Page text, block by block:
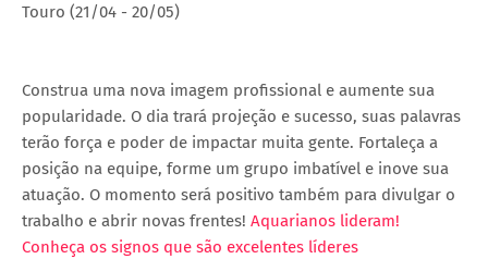
Touro (21/04 - 20/05)
Construa uma nova imagem profissional e aumente sua
popularidade. O dia trará projeção e sucesso, suas palavras
terão força e poder de impactar muita gente. Fortaleça a
posição na equipe, forme um grupo imbatível e inove sua
atuação. O momento será positivo também para divulgar o
trabalho e abrir novas frentes! Aquarianos lideram!
Conheça os signos que são excelentes líderes